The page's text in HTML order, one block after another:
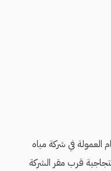
العمولة في شركة مياه
قرب مقر الشركة